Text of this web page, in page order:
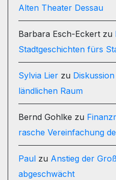
Alten Theater Dessau
Barbara Esch-Eckert zu
Stadtgeschichten fürs
Sylvia Lier zu
ländlichen Raum
Bernd Gohlke zu
rasche Vereinfachung
Paul zu Anstieg der
abgeschwächt